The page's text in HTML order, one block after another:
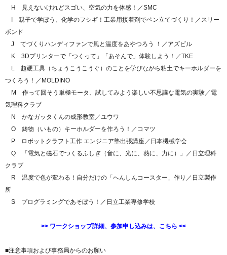
H 見えないけれどスゴい、空気の力を体感！／SMC
I 親子で学ぼう、化学のフシギ！工業用接着剤でペン立てづくり！／スリー
ボンド
J てづくりハンディファンで風と温度をあやつろう ！／アズビル
K 3Dプリンターで「つくって」「あそんで」体験しよう！／TKE
L 超硬工具（ちょうこうこうぐ）のことを学びながら粘土でキーホルダーを
つくろう！／MOLDINO
M 作って回そう単極モータ、試してみよう楽しい不思議な電気の実験／電
気理科クラブ
N かなガッタくんの成形教室／ユウワ
O 鋳物（いもの）キーホルダーを作ろう！／コマツ
P ロボットクラフト工作 エンジニア塾出張講座／日本機械学会
Q 「電気と磁石でつくるふしぎ（音に、光に、熱に、力に）」／日立理科
クラブ
R 温度で色が変わる！自分だけの「へんしんコースター」作り／日立製作
所
S プログラミングであそぼう！／日立工業専修学校
>> ワークショップ詳細、参加申し込みは、こちら <<
■注意事項および事務局からのお願い